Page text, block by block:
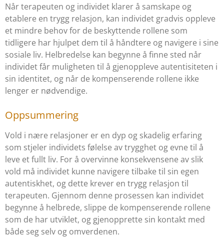
Når terapeuten og individet klarer å samskape og
etablere en trygg relasjon, kan individet gradvis oppleve
et mindre behov for de beskyttende rollene som
tidligere har hjulpet dem til å håndtere og navigere i sine
sosiale liv. Helbredelse kan begynne å finne sted når
individet får muligheten til å gjenoppleve autentisiteten i
sin identitet, og når de kompenserende rollene ikke
lenger er nødvendige.
Oppsummering
Vold i nære relasjoner er en dyp og skadelig erfaring
som stjeler individets følelse av trygghet og evne til å
leve et fullt liv. For å overvinne konsekvensene av slik
vold må individet kunne navigere tilbake til sin egen
autentiskhet, og dette krever en trygg relasjon til
terapeuten. Gjennom denne prosessen kan individet
begynne å helbrede, slippe de kompenserende rollene
som de har utviklet, og gjenopprette sin kontakt med
både seg selv og omverdenen.